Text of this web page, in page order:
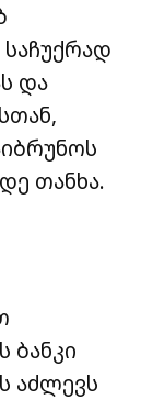
და
თანხა.
ბანკი
აძლევს